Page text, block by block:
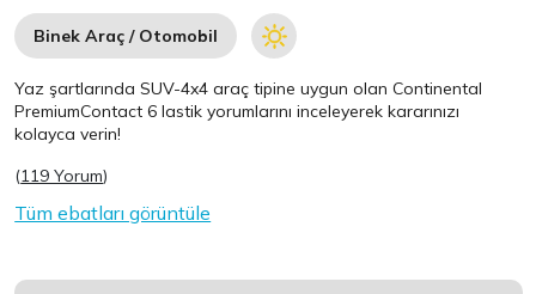
Binek Araç / Otomobil
Yaz şartlarında SUV-4x4 araç tipine uygun olanContinental
PremiumContact 6 lastik yorumlarını inceleyerek kararınızı
kolayca verin!
(119 Yorum)
Tüm ebatları görüntüle